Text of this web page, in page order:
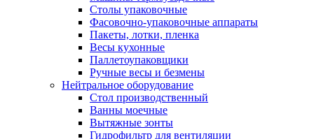
Столы упаковочные
Фасовочно-упаковочные аппараты
Пакеты, лотки, пленка
Весы кухонные
Паллетоупаковщики
Ручные весы и безмены
Нейтральное оборудование
Cтол производственный
Ванны моечные
Вытяжные зонты
Гидрофильтр для вентиляции